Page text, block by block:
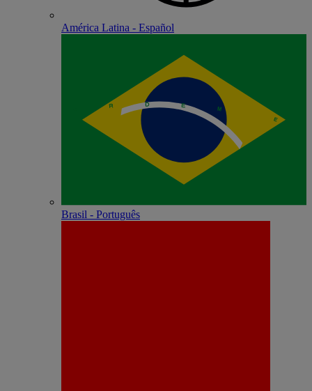
América Latina - Español
Brasil - Português